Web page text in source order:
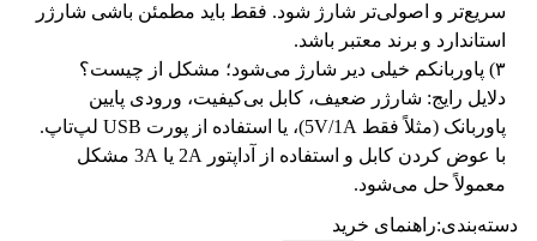
سریع‌تر و اصولی‌تر شارژ شود. فقط باید مطمئن باشی شارژر
استاندارد و برند معتبر باشد.
۳) پاوربانکم خیلی دیر شارژ می‌شود؛ مشکل از چیست؟
دلایل رایج: شارژر ضعیف، کابل بی‌کیفیت، ورودی پایین
پاوربانک (مثلاً فقط 5V/1A)، یا استفاده از پورت USB لپ‌تاپ.
با عوض کردن کابل و استفاده از آداپتور 2A یا 3A مشکل
معمولاً حل می‌شود.
دسته‌بندی:راهنمای خرید